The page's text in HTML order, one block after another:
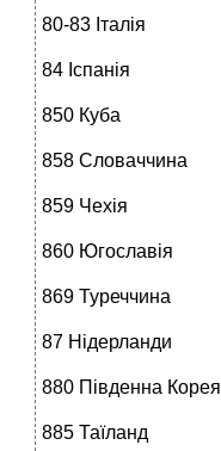
80-83 Італія
84 Іспанія
850 Куба
858 Словаччина
859 Чехія
860 Югославія
869 Туреччина
87 Нідерланди
880 Південна Корея
885 Таїланд